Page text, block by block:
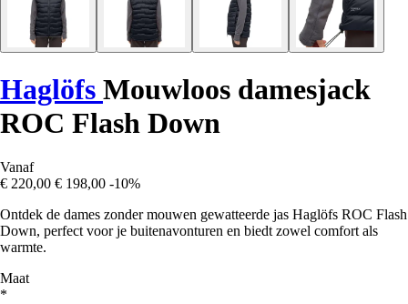
Haglöfs Mouwloos damesjack
ROC Flash Down
Vanaf
€ 220,00 € 198,00 -10%
Ontdek de dames zonder mouwen gewatteerde jas Haglöfs ROC Flash
Down, perfect voor je buitenavonturen en biedt zowel comfort als
warmte.
Maat
*